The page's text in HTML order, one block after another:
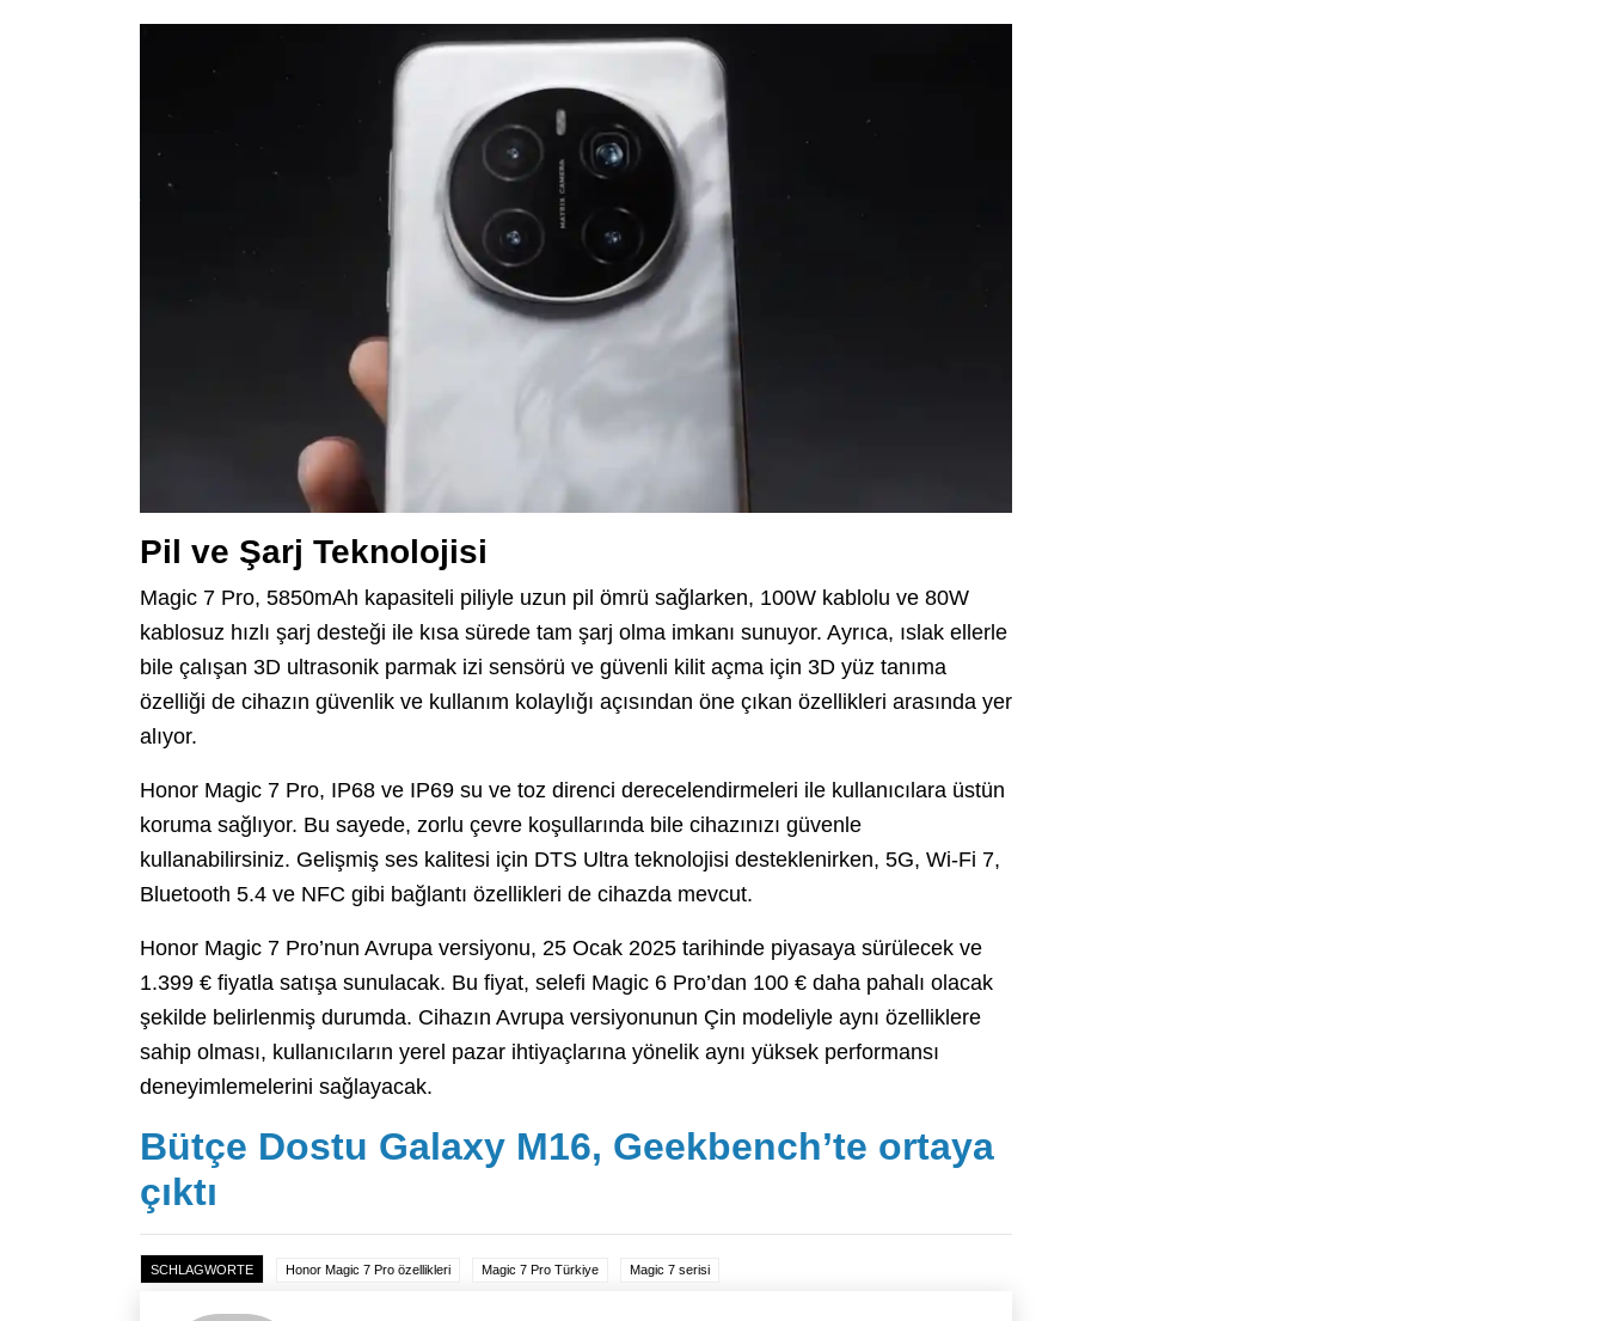
Pil ve Şarj Teknolojisi
Magic 7 Pro, 5850mAh kapasiteli piliyle uzun pil ömrü sağlarken, 100W kablolu ve 80W
kablosuz hızlı şarj desteği ile kısa sürede tam şarj olma imkanı sunuyor. Ayrıca, ıslak ellerle
bile çalışan 3D ultrasonik parmak izi sensörü ve güvenli kilit açma için 3D yüz tanıma
özelliği de cihazın güvenlik ve kullanım kolaylığı açısından öne çıkan özellikleri arasında yer
alıyor.
Honor Magic 7 Pro, IP68 ve IP69 su ve toz direnci derecelendirmeleri ile kullanıcılara üstün
koruma sağlıyor. Bu sayede, zorlu çevre koşullarında bile cihazınızı güvenle
kullanabilirsiniz. Gelişmiş ses kalitesi için DTS Ultra teknolojisi desteklenirken, 5G, Wi-Fi 7,
Bluetooth 5.4 ve NFC gibi bağlantı özellikleri de cihazda mevcut.
Honor Magic 7 Pro’nun Avrupa versiyonu, 25 Ocak 2025 tarihinde piyasaya sürülecek ve
1.399 € fiyatla satışa sunulacak. Bu fiyat, selefi Magic 6 Pro’dan 100 € daha pahalı olacak
şekilde belirlenmiş durumda. Cihazın Avrupa versiyonunun Çin modeliyle aynı özelliklere
sahip olması, kullanıcıların yerel pazar ihtiyaçlarına yönelik aynı yüksek performansı
deneyimlemelerini sağlayacak.
Bütçe Dostu Galaxy M16, Geekbench’te ortaya
çıktı
SCHLAGWORTE Honor Magic 7 Pro özellikleri Magic 7 Pro Türkiye Magic 7 serisi